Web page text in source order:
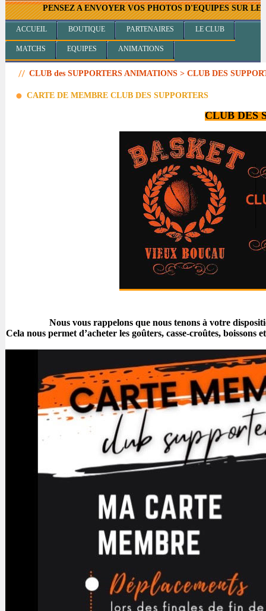
PENSEZ A ENVOYER VOS PHOTOS D'EQUIPES SUR LE MAIL
ACCUEIL BOUTIQUE PARTENAIRES LE CLUB
MATCHS EQUIPES ANIMATIONS
CLUB des SUPPORTERS ANIMATIONS > CLUB DES
CARTE DE MEMBRE CLUB DES SUPPORTERS
CLUB DES
Nous vous rappelons que nous tenons à votre
Cela nous permet d’acheter les goûters, casse-croûtes, boissons